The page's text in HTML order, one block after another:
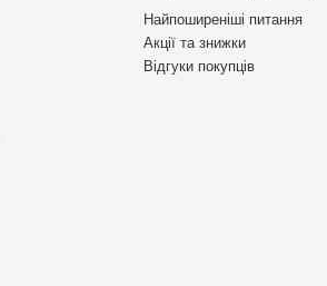
Найпоширеніші питання
Акції та знижки
Відгуки покупців